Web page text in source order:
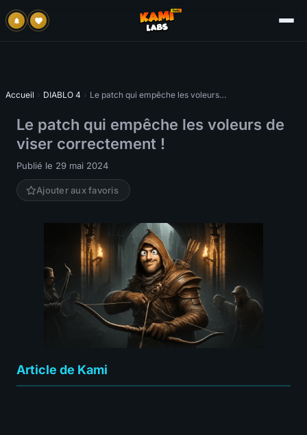
Accueil › DIABLO 4 › Le patch qui empêche les voleurs de viser correctement !
Le patch qui empêche les voleurs de
viser correctement !
Publié le 29 mai 2024
Ajouter aux favoris
Article de Kami